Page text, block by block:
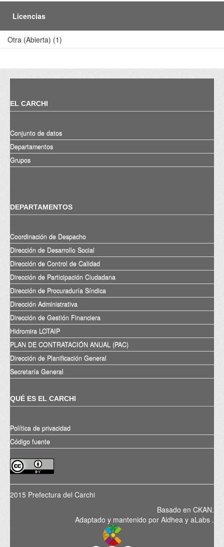
Licencias
Otra (Abierta) (1)
EL CARCHI
Conjunto de datos
Departamentos
Grupos
DEPARTAMENTOS
Coordinación de Despacho
Dirección de Desarrollo Social
Dirección de Control de Calidad
Dirección de Participación Ciudadana
Dirección de Procuraduría Síndica
Dirección Administrativa
Dirección de Gestión Financiera
Hidromira LOTAIP
PLAN DE CONTRATACIÓN ANUAL (PAC)
Dirección de Planificación General
Secretaría General
QUÉ ES EL CARCHI
Política de privacidad
Código fuente
2015 Prefectura del Carchi
Basado en CKAN.
Adaptado y mantenido por Aldhea y aLabs .